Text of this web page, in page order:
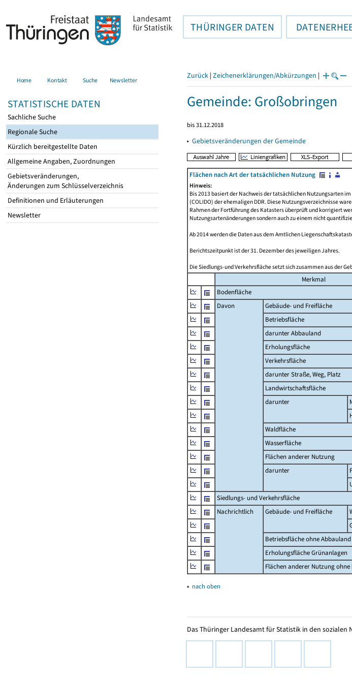
THÜRINGER DATEN
Home Kontakt Suche Newsletter
STATISTISCHE DATEN
Sachliche Suche
Regionale Suche
Kürzlich bereitgestellte Daten
Allgemeine Angaben, Zuordnungen
Gebietsveränderungen,
Änderungen zum Schlüsselverzeichnis
Definitionen und Erläuterungen
Newsletter
Zurück | Zeichenerklärungen/Abkürzungen |
Gemeinde: Großobringen
bis 31.12.2018
▸ Gebietsveränderungen der Gemeinde
Flächen nach Art der tatsächlichen Nutzung
Hinweis:
Bis 2013 basiert der Nachweis der tatsächlichen Nutzungsarten
(COLIDO) der ehemaligen DDR. Diese Nutzungsverzeichnisse
Rahmen der Fortführung des Katasters überprüft und korrigiert
Nutzungsartenänderungen sondern auch zu einem nicht
Ab 2014 werden die Daten aus dem Amtlichen
Berichtszeitpunkt ist der 31. Dezember des jeweiligen Jahres.
Die Siedlungs-und Verkehrsfläche setzt sich zusammen aus der
Merkmal
Bodenfläche
Davon
Gebäude- und Freifläche
Betriebsfläche
darunter Abbauland
Erholungsfläche
Verkehrsfläche
darunter Straße, Weg, Platz
Landwirtschaftsfläche
darunter
Waldfläche
Wasserfläche
Flächen anderer Nutzung
darunter
Siedlungs- und Verkehrsfläche
Nachrichtlich
Gebäude- und Freifläche
Betriebsfläche ohne Abbauland
Erholungsfläche Grünanlagen
Flächen anderer Nutzung ohne
▴ nach oben
Das Thüringer Landesamt für Statistik in den sozialen